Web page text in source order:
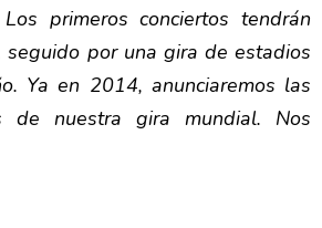
primeros conciertos tendrán
seguido por una gira de estadios
Ya en 2014, anunciaremos las
de nuestra gira mundial. Nos